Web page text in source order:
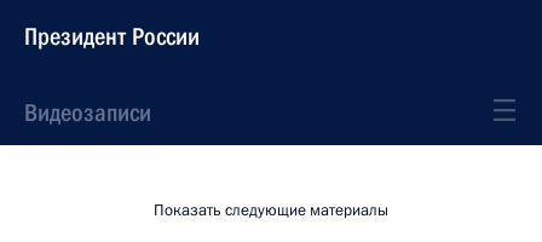
Президент России
Видеозаписи
Показать следующие материалы